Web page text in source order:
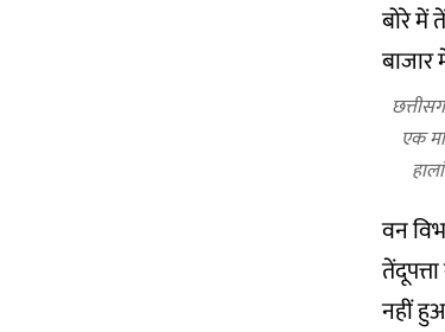
एक
वन
नहीं